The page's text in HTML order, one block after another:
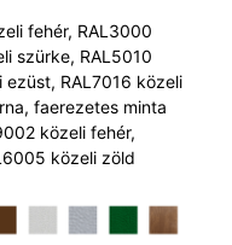
fehér, RAL3000
szürke, RAL5010
RAL7016 közeli
faerezetes minta
közeli fehér,
közeli zöld